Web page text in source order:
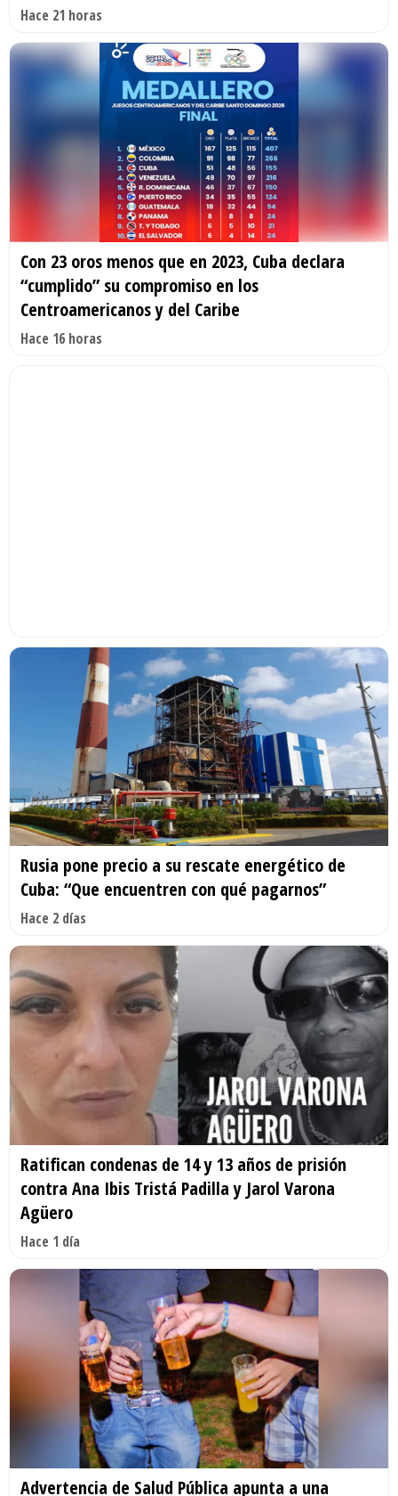
Hace 21 horas
Con 23 oros menos que en 2023, Cuba declara
“cumplido” su compromiso en los
Centroamericanos y del Caribe
Hace 16 horas
Rusia pone precio a su rescate energético de
Cuba: “Que encuentren con qué pagarnos”
Hace 2 días
Ratifican condenas de 14 y 13 años de prisión
contra Ana Ibis Tristá Padilla y Jarol Varona
Agüero
Hace 1 día
Advertencia de Salud Pública apunta a una